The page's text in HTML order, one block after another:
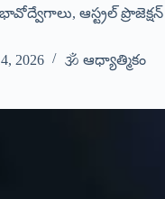
ఆస్ట్రల్
2026 🕉️ ఆధ్యాత్మికం